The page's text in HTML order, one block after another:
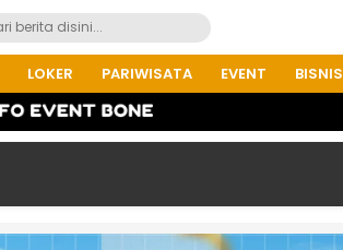
LOKER PARIWISATA EVENT BISNIS